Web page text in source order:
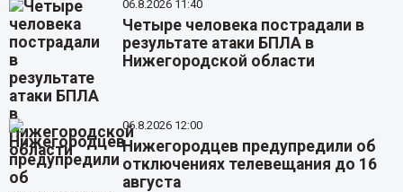
06.8.2026 11:40
Четыре человека пострадали в
результате атаки БПЛА в
Нижегородской области
06.8.2026 12:00
Нижегородцев предупредили об
отключениях телевещания до 16
августа